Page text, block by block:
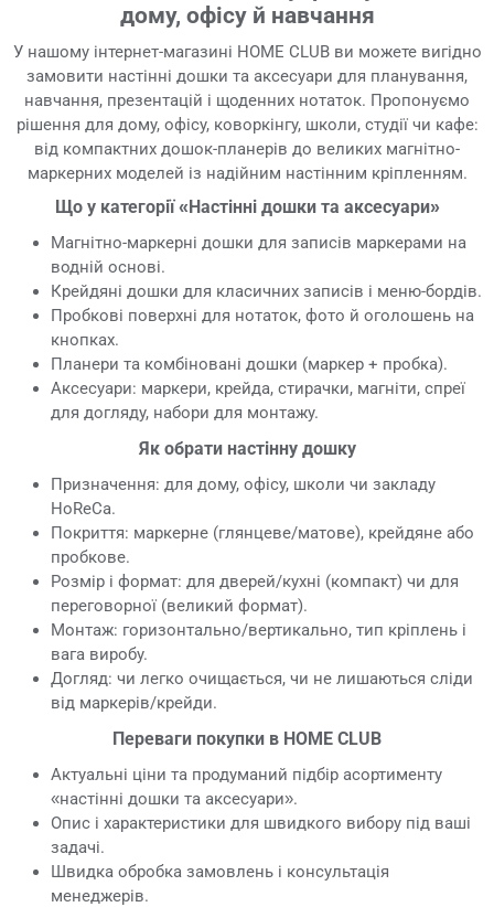
дому, офісу й навчання
У нашому інтернет-магазині HOME CLUB ви можете вигідно
замовити настінні дошки та аксесуари для планування,
навчання, презентацій і щоденних нотаток. Пропонуємо
рішення для дому, офісу, коворкінгу, школи, студії чи кафе:
від компактних дошок-планерів до великих магнітно-
маркерних моделей із надійним настінним кріпленням.
Що у категорії «Настінні дошки та аксесуари»
Магнітно-маркерні дошки для записів маркерами на
водній основі.
Крейдяні дошки для класичних записів і меню-бордів.
Пробкові поверхні для нотаток, фото й оголошень на
кнопках.
Планери та комбіновані дошки (маркер + пробка).
Аксесуари: маркери, крейда, стирачки, магніти, спреї
для догляду, набори для монтажу.
Як обрати настінну дошку
Призначення: для дому, офісу, школи чи закладу
HoReCa.
Покриття: маркерне (глянцеве/матове), крейдяне або
пробкове.
Розмір і формат: для дверей/кухні (компакт) чи для
переговорної (великий формат).
Монтаж: горизонтально/вертикально, тип кріплень і
вага виробу.
Догляд: чи легко очищається, чи не лишаються сліди
від маркерів/крейди.
Переваги покупки в HOME CLUB
Актуальні ціни та продуманий підбір асортименту
«настінні дошки та аксесуари».
Опис і характеристики для швидкого вибору під ваші
задачі.
Швидка обробка замовлень і консультація
менеджерів.